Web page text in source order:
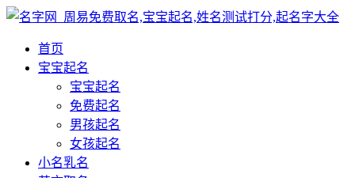
首页
宝宝起名
宝宝起名
免费起名
男孩起名
女孩起名
小名乳名